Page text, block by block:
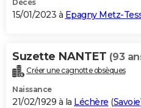
Décès
15/01/2023 à Epagny Metz-
Suzette NANTET (93
Créer une cagnotte obsèques
Naissance
21/02/1929 à la Léchère (Savoie